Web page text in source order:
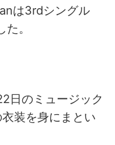
は3rdシングル
。
日のミュージック
装を身にまとい